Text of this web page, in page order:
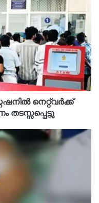
നെറ്റ‌്വർക്ക്
തടസ്സപ്പെട്ടു